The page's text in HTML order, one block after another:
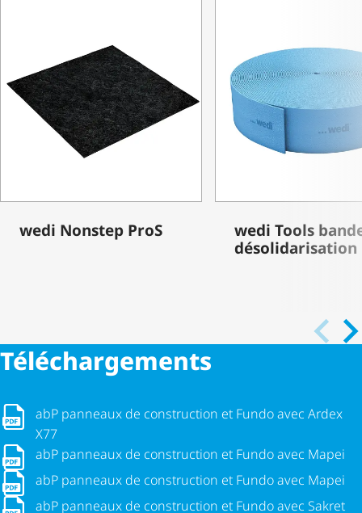
wedi Nonstep ProS
wedi Tools
déso­li­da­ri­sa­tion
Télé­char­ge­ments
abP panneaux de construction et Fundo avec Ardex
X77
abP panneaux de construction et Fundo avec Ardex X77
abP panneaux de construction et Fundo avec Mapei
abP panneaux de construction et Fundo avec Mapei
abP panneaux de construction et Fundo avec Mapei
abP panneaux de construction et Fundo avec Mapei
abP panneaux de construction et Fundo avec Sakret
abP panneaux de construction et Fundo avec Sakret